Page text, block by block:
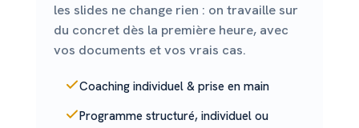
les slides ne change rien : on travaille sur
du concret dès la première heure, avec
vos documents et vos vrais cas.
Coaching individuel & prise en main
Programme structuré, individuel ou